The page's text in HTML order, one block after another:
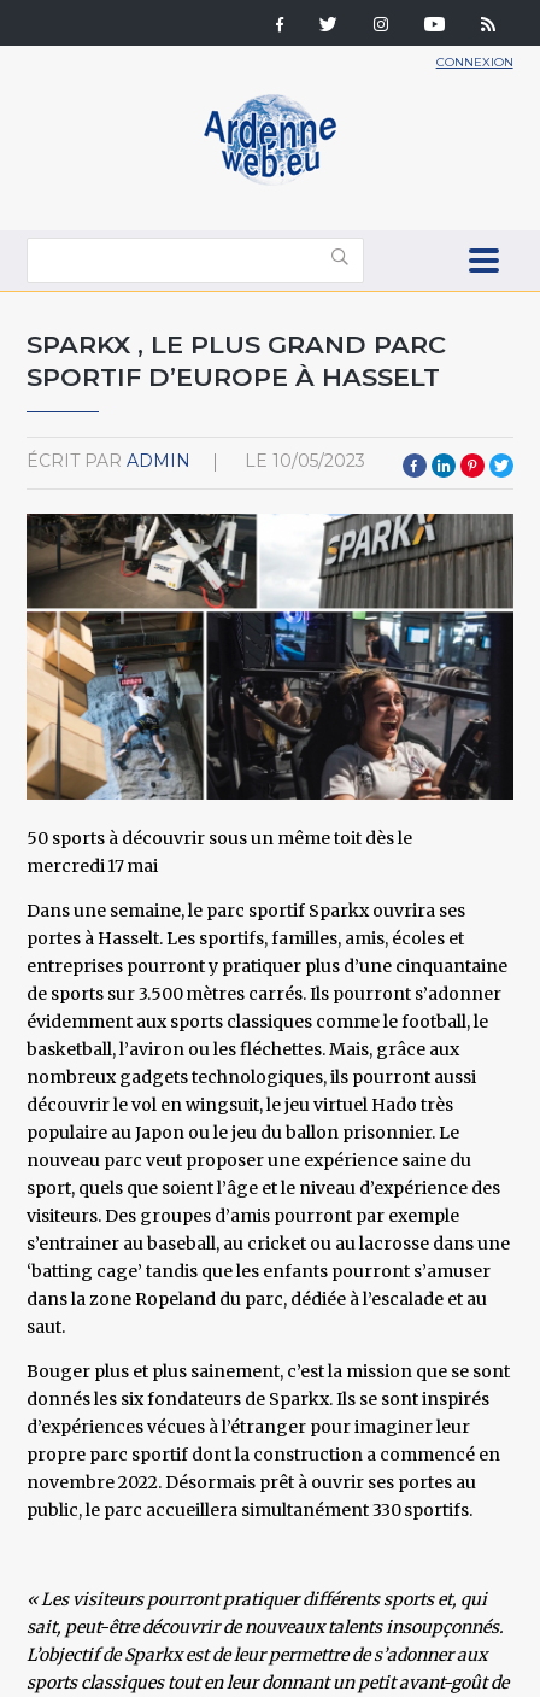
CONNEXION
SPARKX , LE PLUS GRAND PARC
SPORTIF D’EUROPE À HASSELT
ÉCRIT PAR ADMIN LE 10/05/2023
50 sports à découvrir sous un même toit dès le
mercredi 17 mai
Dans une semaine, le parc sportif Sparkx ouvrira ses
portes à Hasselt. Les sportifs, familles, amis, écoles et
entreprises pourront y pratiquer plus d’une cinquantaine
de sports sur 3.500 mètres carrés. Ils pourront s’adonner
évidemment aux sports classiques comme le football, le
basketball, l’aviron ou les fléchettes. Mais, grâce aux
nombreux gadgets technologiques, ils pourront aussi
découvrir le vol en wingsuit, le jeu virtuel Hado très
populaire au Japon ou le jeu du ballon prisonnier. Le
nouveau parc veut proposer une expérience saine du
sport, quels que soient l’âge et le niveau d’expérience des
visiteurs. Des groupes d’amis pourront par exemple
s’entrainer au baseball, au cricket ou au lacrosse dans une
‘batting cage’ tandis que les enfants pourront s’amuser
dans la zone Ropeland du parc, dédiée à l’escalade et au
saut.
Bouger plus et plus sainement, c’est la mission que se sont
donnés les six fondateurs de Sparkx. Ils se sont inspirés
d’expériences vécues à l’étranger pour imaginer leur
propre parc sportif dont la construction a commencé en
novembre 2022. Désormais prêt à ouvrir ses portes au
public, le parc accueillera simultanément 330 sportifs.
« Les visiteurs pourront pratiquer différents sports et, qui
sait, peut-être découvrir de nouveaux talents insoupçonnés.
L’objectif de Sparkx est de leur permettre de s’adonner aux
sports classiques tout en leur donnant un petit avant-goût de